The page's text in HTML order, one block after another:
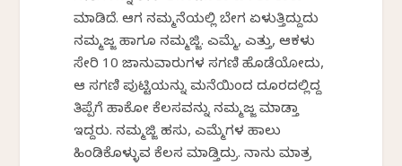
ಮಾಡಿದೆ. ಆಗ ನಮ್ಮನೆಯಲ್ಲಿ ಬೇಗ ಏಳುತ್ತಿದ್ದುದು
ನಮ್ಮಜ್ಜ ಹಾಗೂ ನಮ್ಮಜ್ಜಿ. ಎಮ್ಮೆ, ಎತ್ತು, ಆಕಳು
ಸೇರಿ 10 ಜಾನುವಾರುಗಳ ಸಗಣಿ ಹೊಡೆಯೋದು,
ಆ ಸಗಣಿ ಪುಟ್ಟಿಯನ್ನು ಮನೆಯಿಂದ ದೂರದಲ್ಲಿದ್ದ
ತಿಪ್ಪೆಗೆ ಹಾಕೋ ಕೆಲಸವನ್ನು ನಮ್ಮಜ್ಜ ಮಾಡ್ತಾ
ಇದ್ದರು. ನಮ್ಮಜ್ಜಿ ಹಸು, ಎಮ್ಮೆಗಳ ಹಾಲು
ಹಿಂಡಿಕೊಳ್ಳುವ ಕೆಲಸ ಮಾಡ್ತಿದ್ರು. ನಾನು ಮಾತ್ರ